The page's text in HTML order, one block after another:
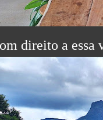
direito a essa